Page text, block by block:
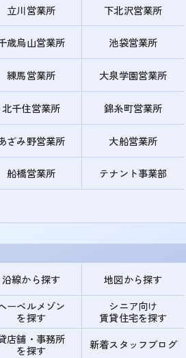
立川営業所 下北沢営業所
歳烏山営業所 池袋営業所
練馬営業所 大泉学園営業所
北千住営業所 錦糸町営業所
ざみ野営業所 大船営業所
船橋営業所 テナント事業部
沿線から探す 地図から探す
ーベルメゾン
を探す
シニア向け
賃貸住宅を探す
店舗・事務所
を探す
新着スタッフブログ